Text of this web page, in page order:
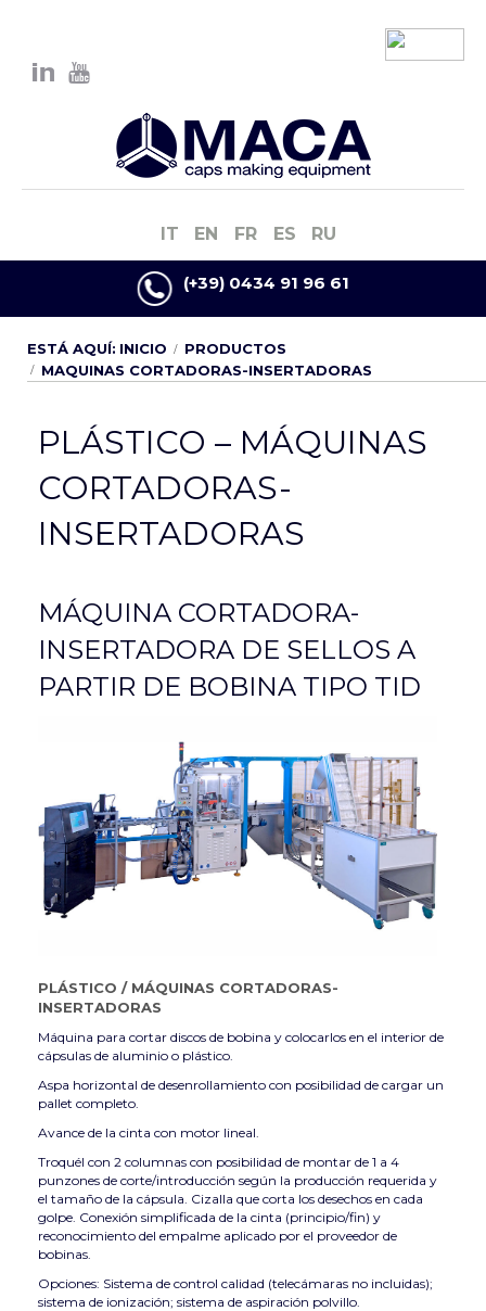
IT EN FR ES RU
(+39) 0434 91 96 61
ESTÁ AQUÍ: INICIO
PRODUCTOS
MAQUINAS CORTADORAS-INSERTADORAS
PLÁSTICO – MÁQUINAS
CORTADORAS-
INSERTADORAS
MÁQUINA CORTADORA-
INSERTADORA DE SELLOS A
PARTIR DE BOBINA TIPO TID
PLÁSTICO / MÁQUINAS CORTADORAS-
INSERTADORAS
Máquina para cortar discos de bobina y colocarlos en el interior de
cápsulas de aluminio o plástico.
Aspa horizontal de desenrollamiento con posibilidad de cargar un
pallet completo.
Avance de la cinta con motor lineal.
Troquél con 2 columnas con posibilidad de montar de 1 a 4
punzones de corte/introducción según la producción requerida y
el tamaño de la cápsula. Cizalla que corta los desechos en cada
golpe. Conexión simplificada de la cinta (principio/fin) y
reconocimiento del empalme aplicado por el proveedor de
bobinas.
Opciones: Sistema de control calidad (telecámaras no incluidas);
sistema de ionización; sistema de aspiración polvillo.